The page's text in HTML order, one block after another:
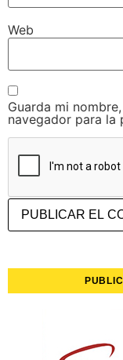
Web
Guarda mi
navegador para la